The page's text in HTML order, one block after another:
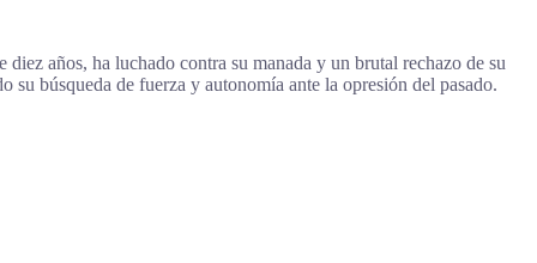
años, ha luchado contra su manada y un brutal rechazo de su
búsqueda de fuerza y autonomía ante la opresión del pasado.